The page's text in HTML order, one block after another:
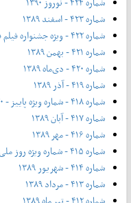
شماره ۴۲۳ - اسفند ۱۳۸۹
شماره ۴۲۲ - ویژه جشنواره فیلم فجر - ۱۶ بهمن ۱۳۸۹
شماره ۴۲۱ - بهمن ۱۳۸۹
شماره ۴۲۰ - دی‌ماه ۱۳۸۹
شماره ۴۱۹ - آذر ۱۳۸۹
شماره ۴۱۸ - شماره ویژه پاییز - ۲۰ آبان ۱۳۸۹
شماره ۴۱۷ - آبان ۱۳۸۹
شماره ۴۱۶ - مهر ۱۳۸۹
شماره ۴۱۵ - شماره ویژه روز ملی سینما - ۲۱ شهریور ۱۳۸۹
شماره ۴۱۴ - شهریور ۱۳۸۹
شماره ۴۱۳ - مرداد ۱۳۸۹